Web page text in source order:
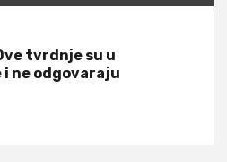
tvrdnje su u
ne odgovaraju